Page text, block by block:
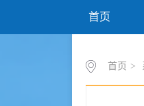
首页
首页 >